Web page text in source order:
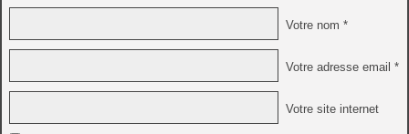
Votre nom *
Votre adresse email *
Votre site internet